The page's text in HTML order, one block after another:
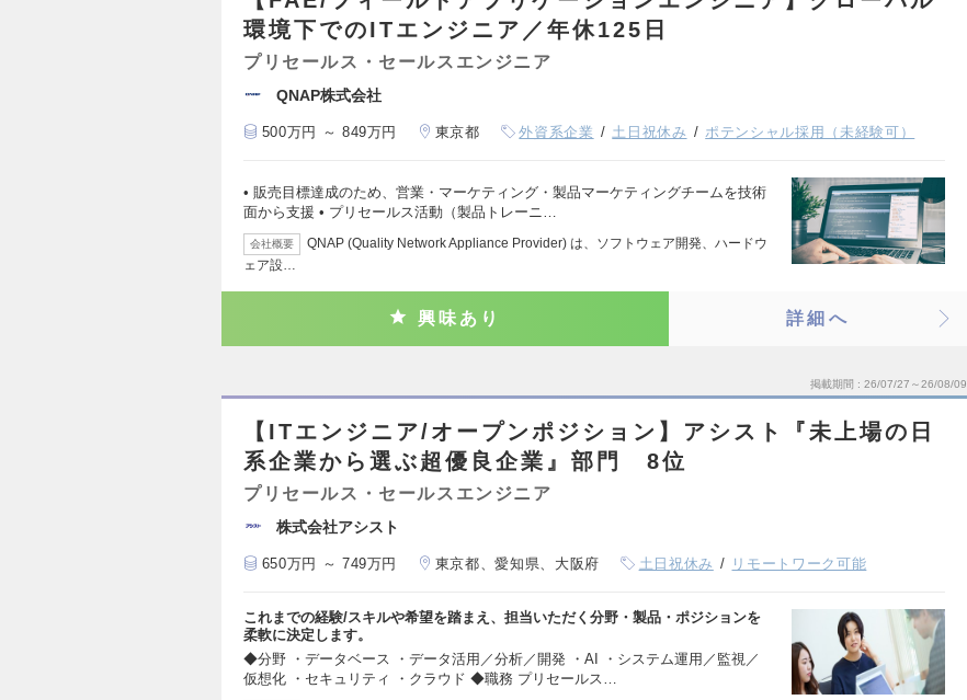
環境下でのITエンジニア／年休125日
プリセールス・セールスエンジニア
QNAP株式会社
500万円 ～ 849万円 東京都 外資系企業 土日祝休み ポテンシャル採用（未経験可）
• 販売目標達成のため、営業・マーケティング・製品マーケティングチームを技術
面から支援 • プリセールス活動（製品トレーニ…
会社概要
QNAP (Quality Network Appliance Provider) は、ソフトウェア開発、ハードウ
ェア設…
興味あり 詳細へ
掲載期間 26/07/27～26/08/09
【ITエンジニア/オープンポジション】アシスト『未上場の日
系企業から選ぶ超優良企業』部門 8位
プリセールス・セールスエンジニア
株式会社アシスト
650万円 ～ 749万円 東京都、愛知県、大阪府 土日祝休み リモートワーク可能
これまでの経験/スキルや希望を踏まえ、担当いただく分野・製品・ポジションを
柔軟に決定します。
◆分野 ・データベース ・データ活用／分析／開発 ・AI ・システム運用／監視／
仮想化 ・セキュリティ ・クラウド ◆職務 プリセールス…